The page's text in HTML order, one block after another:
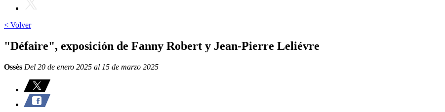
< Volver
"Défaire", exposición de Fanny Robert y Jean-Pierre Leliévre
Ossès Del 20 de enero 2025 al 15 de marzo 2025